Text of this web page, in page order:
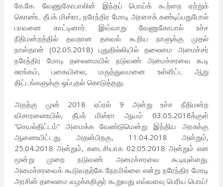
கே.கே. வேணுகோபாலின் இந்தப் பொய்க் கூற்றை ஏற்றுக்
கொண்ட தீபக் மிஸ்ரா, நரேந்திர மோடி அரசைக் கண்டிப்பதுபோல்
பாவனை காட்டினார். இவ்வாறு வேணுகோபால் உச்ச
நீதிமன்றத்தில் தவறான தகவல் கூறிய நாளுக்கு முதல்
நாள்தான் (02.05.2018) புதுதில்லியில் தலைமை அமைச்சர்
நரேந்திர மோடி தலைமையில் நடுவண் அமைச்சரவை கூடி
சுரங்கம், புகையிலை, மருத்துவமனை உள்ளிட்ட ஆறு
திட்டங்களுக்கு ஒப்புதல் கொடுத்தது.
அதற்கு முன் 2018 ஏப்ரல் 9 அன்று உச்ச நீதிமன்ற
விசாரணையில், தீபக் மிஸ்ரா ஆயம் 03.05.2018க்குள்
“செயல்திட்டம்” அமைக்க வேண்டுமென்று இந்திய அரசுக்கு
ஆணையிட்டது. அதன்பிறகு, 11.04.2018 அன்றும்,
25.04.2018 அன்றும், கடைசியாக 02.05.2018 அன்றும் என
மூன்று முறை நடுவண் அமைச்சரவை கூடியுள்ளது.
அமைச்சரவைக் கூடுவதற்கே நேரமில்லை என்று நரேந்திர மோடி
அரசின் தலைமை வழக்கறிஞர் கூறுவது எவ்வளவு பெரிய பொய்!